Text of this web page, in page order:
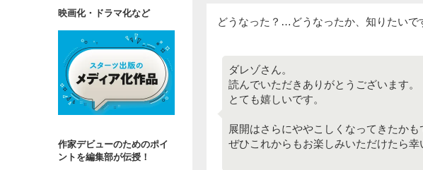
どうなった？…どうなったか、知りたいで
ダレゾさん。
読んでいただきありがとうございます。
とても嬉しいです。
展開はさらにややこしくなってきたか
ぜひこれからもお楽しみいただけたら幸
映画化・ドラマ化など
作家デビューのためのポイ
ントを編集部が伝授！